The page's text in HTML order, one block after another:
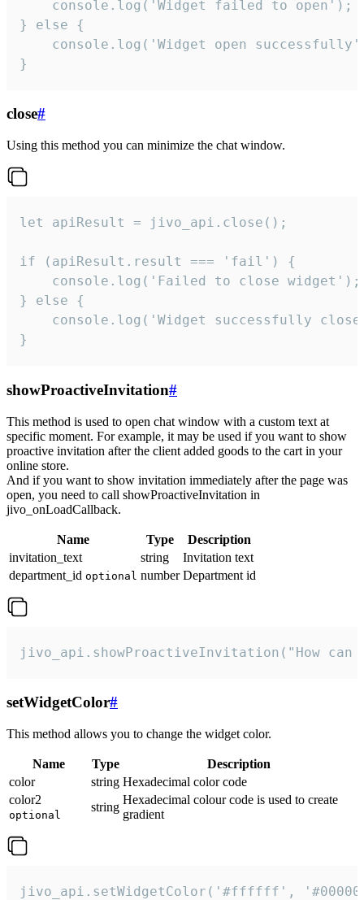
    console.log('Widget failed to open');
} else {
console.log('Widget open
}
close#
Using this method you can minimize the chat window.
let apiResult = jivo_api.close();
if (apiResult.result === 'fail') {
    console.log('Failed to close widget');
} else {
console.log('Widget successfully
}
showProactiveInvitation#
This method is used to open chat window with a custom text at
specific moment. For example, it may be used if you want to show
proactive invitation after the client added goods to the cart in your
online store.
And if you want to show invitation immediately after the page was
open, you need to call showProactiveInvitation in
jivo_onLoadCallback.
Name Type
Description
invitation_text
string
Invitation text
department_id optional number Department id
jivo_api.showProactiveInvitation("How
setWidgetColor#
This method allows you to change the widget color.
Name Type
Description
color
string Hexadecimal color code
color2
optional
string
Hexadecimal colour code is used to create
gradient
jivo_api.setWidgetColor('#ffffff',